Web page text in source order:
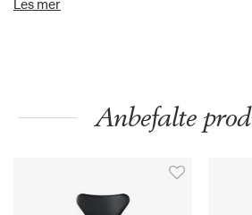
Les mer
Anbefalte